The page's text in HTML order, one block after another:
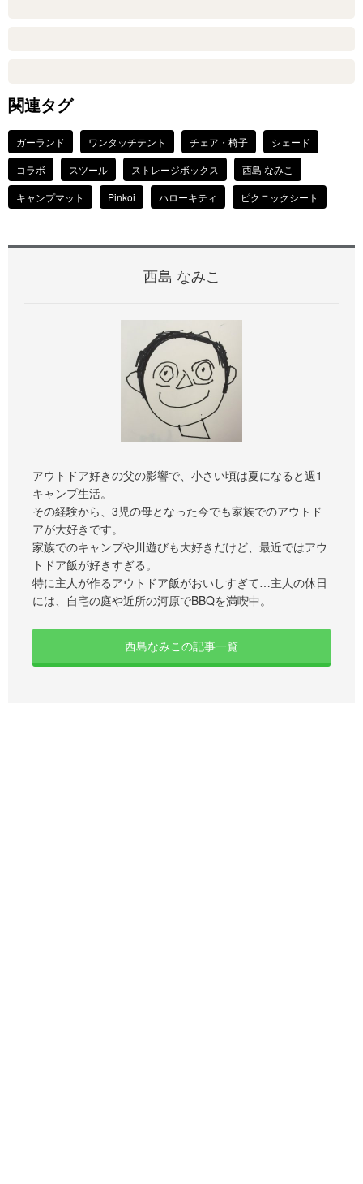
関連タグ
ガーランド ワンタッチテント チェア・椅子
シェード
コラボ
スツール ストレージボックス
西島 なみこ
キャンプマット
Pinkoi ハローキティ ピクニックシート
西島 なみこ
アウトドア好きの父の影響で、小さい頃は夏になると週1
キャンプ生活。
その経験から、3児の母となった今でも家族でのアウトド
アが大好きです。
家族でのキャンプや川遊びも大好きだけど、最近ではアウ
トドア飯が好きすぎる。
特に主人が作るアウトドア飯がおいしすぎて…主人の休日
には、自宅の庭や近所の河原でBBQを満喫中。
西島なみこの記事一覧